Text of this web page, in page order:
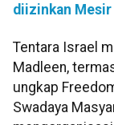
diizinkan Mesir
Tentara Israel
Madleen,
ungkap
Swadaya